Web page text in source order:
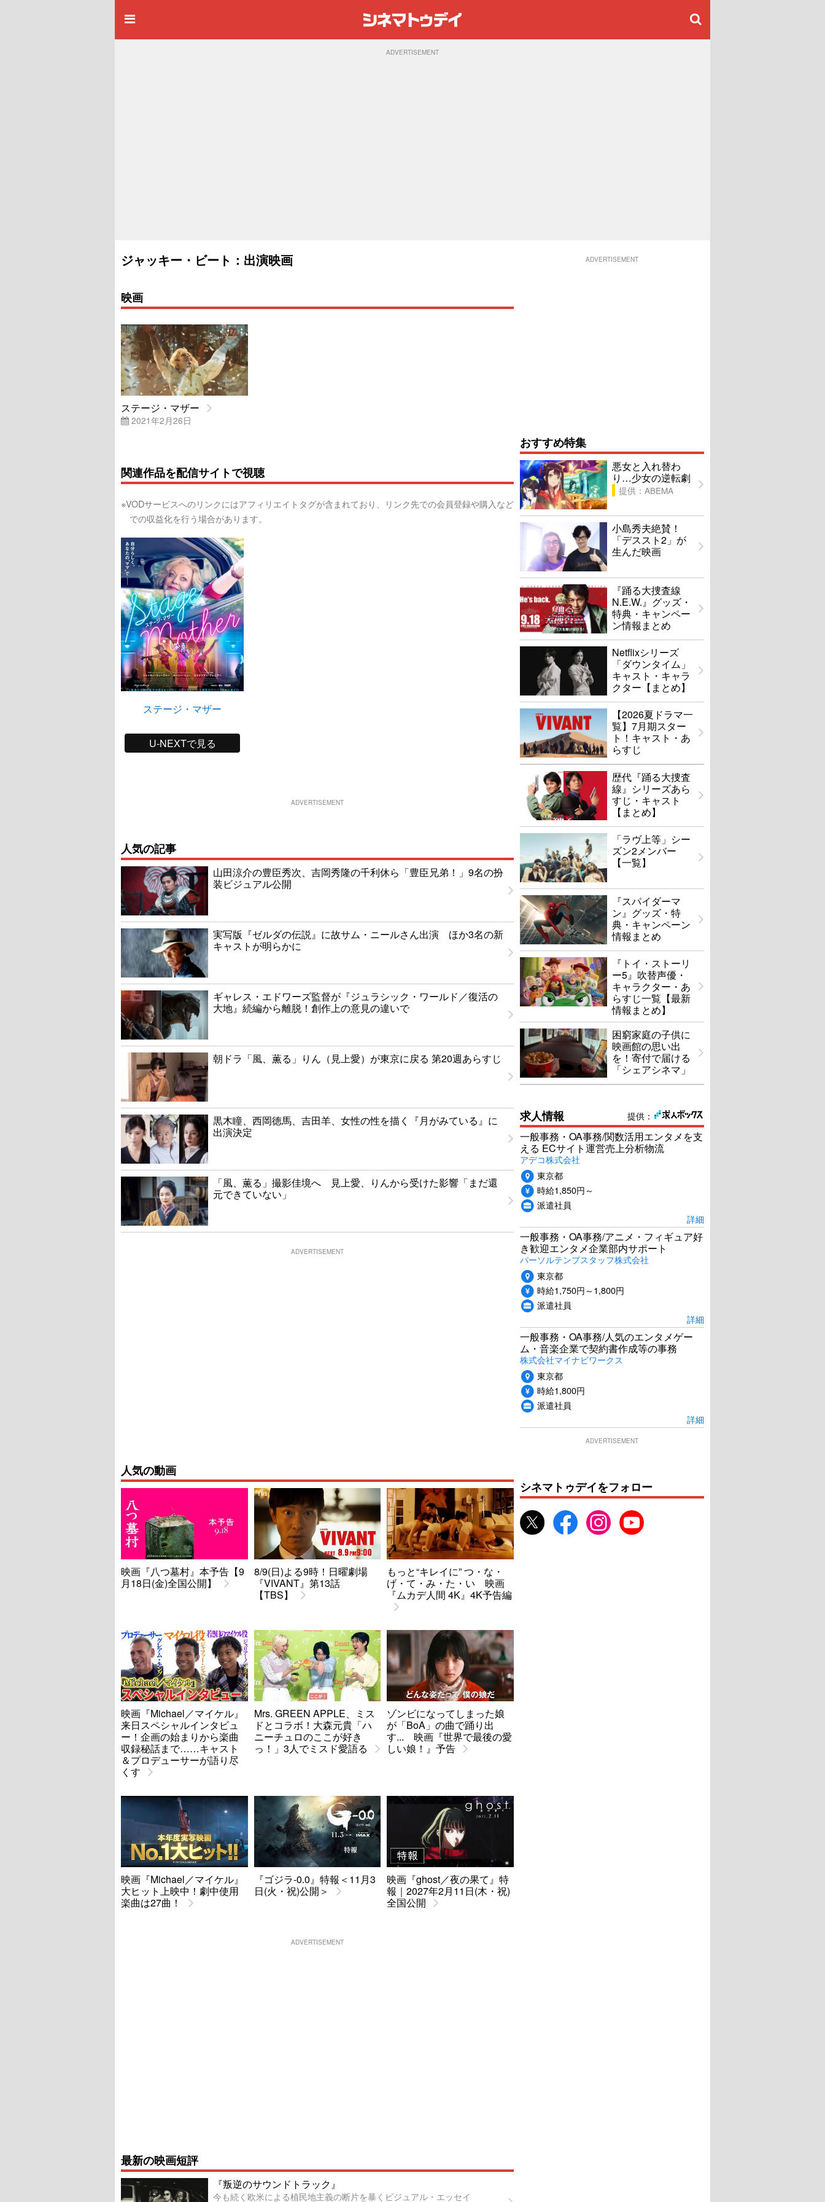
ADVERTISEMENT
ジャッキー・ビート：出演映画
映画
ステージ・マザー
2021年2月26日
関連作品を配信サイトで視聴
※VODサービスへのリンクにはアフィリエイトタグが含まれており、リンク先での会員登録や購入など
での収益化を行う場合があります。
ステージ・マザー
U-NEXTで見る
ADVERTISEMENT
人気の記事
山田涼介の豊臣秀次、吉岡秀隆の千利休ら「豊臣兄弟！」9名の扮
装ビジュアル公開
実写版『ゼルダの伝説』に故サム・ニールさん出演 ほか3名の新
キャストが明らかに
ギャレス・エドワーズ監督が『ジュラシック・ワールド／復活の
大地』続編から離脱！創作上の意見の違いで
朝ドラ「風、薫る」りん（見上愛）が東京に戻る 第20週あらすじ
黒木瞳、西岡徳馬、吉田羊、女性の性を描く『月がみている』に
出演決定
「風、薫る」撮影佳境へ 見上愛、りんから受けた影響「まだ還
元できていない」
ADVERTISEMENT
人気の動画
映画『八つ墓村』本予告【9
月18日(金)全国公開】
8/9(日)よる9時！日曜劇場
『VIVANT』第13話
【TBS】
もっと“キレイに” つ・な・
げ・て・み・た・い 映画
『ムカデ人間 4K』4K予告編
映画『Michael／マイケル』
来日スペシャルインタビュ
ー！企画の始まりから楽曲
収録秘話まで……キャスト
＆プロデューサーが語り尽
くす
Mrs. GREEN APPLE、ミス
ドとコラボ！大森元貴「ハ
ニーチュロのここが好き
っ！」3人でミスド愛語る
ゾンビになってしまった娘
が「BoA」の曲で踊り出
す... 映画『世界で最後の愛
しい娘！』予告
映画『Michael／マイケル』
大ヒット上映中！劇中使用
楽曲は27曲！
『ゴジラ-0.0』特報＜11月3
日(火・祝)公開＞
映画『ghost／夜の果て』特
報｜2027年2月11日(木・祝)
全国公開
ADVERTISEMENT
最新の映画短評
『叛逆のサウンドトラック』
今も続く欧米による植民地主義の断片を暴くビジュアル・エッセイ
ADVERTISEMENT
おすすめ特集
悪女と入れ替わ
り…少女の逆転劇
提供：ABEMA
小島秀夫絶賛！
「デススト2」が
生んだ映画
『踊る大捜査線
N.E.W.』グッズ・
特典・キャンペー
ン情報まとめ
Netflixシリーズ
「ダウンタイム」
キャスト・キャラ
クター【まとめ】
【2026夏ドラマ一
覧】7月期スター
ト！キャスト・あ
らすじ
歴代『踊る大捜査
線』シリーズあら
すじ・キャスト
【まとめ】
「ラヴ上等」シー
ズン2メンバー
【一覧】
『スパイダーマ
ン』グッズ・特
典・キャンペーン
情報まとめ
『トイ・ストーリ
ー5』吹替声優・
キャラクター・あ
らすじ一覧【最新
情報まとめ】
困窮家庭の子供に
映画館の思い出
を！寄付で届ける
「シェアシネマ」
提供：
求人情報
一般事務・OA事務/関数活用エンタメを支
える ECサイト運営売上分析物流
アデコ株式会社
東京都
時給1,850円～
派遣社員
詳細
一般事務・OA事務/アニメ・フィギュア好
き歓迎エンタメ企業部内サポート
パーソルテンプスタッフ株式会社
東京都
時給1,750円～1,800円
派遣社員
詳細
一般事務・OA事務/人気のエンタメゲー
ム・音楽企業で契約書作成等の事務
株式会社マイナビワークス
東京都
時給1,800円
派遣社員
詳細
ADVERTISEMENT
シネマトゥデイをフォロー